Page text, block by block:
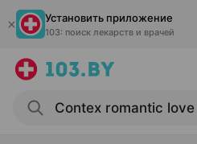
Установить приложение
103: поиск лекарств и врачей